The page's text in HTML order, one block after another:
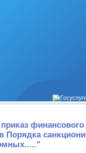
финансового